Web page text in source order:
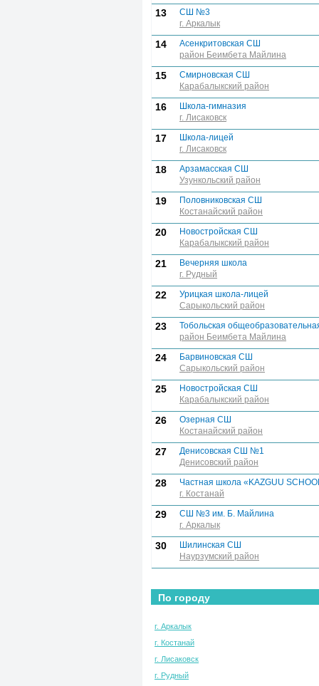
13
СШ №3
г. Аркалык
14
Асенкритовская СШ
район Беимбета Майлина
15
Смирновская СШ
Карабалыкский район
16
Школа-гимназия
г. Лисаковск
17
Школа-лицей
г. Лисаковск
18
Арзамасская СШ
Узункольский район
19
Половниковская СШ
Костанайский район
20
Новостройская СШ
Карабалыкский район
21
Вечерняя школа
г. Рудный
22
Урицкая школа-лицей
Сарыкольский район
23
Тобольская
район Беимбета Майлина
24
Барвиновская СШ
Сарыкольский район
25
Новостройская СШ
Карабалыкский район
26
Озерная СШ
Костанайский район
27
Денисовская СШ №1
Денисовский район
28
Частная школа «KAZGUU
г. Костанай
29
СШ №3 им. Б. Майлина
г. Аркалык
30
Шилинская СШ
Наурзумский район
По городу
г. Аркалык
г. Костанай
г. Лисаковск
г. Рудный